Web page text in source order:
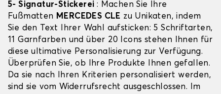
5- Signatur-Stickerei : Machen Sie Ihre
Fußmatten MERCEDES CLE zu Unikaten, indem
Sie den Text Ihrer Wahl aufsticken: 5 Schriftarten,
11 Garnfarben und über 20 Icons stehen Ihnen für
diese ultimative Personalisierung zur Verfügung.
Überprüfen Sie, ob Ihre Produkte Ihnen gefallen.
Da sie nach Ihren Kriterien personalisiert werden,
sind sie vom Widerrufsrecht ausgeschlossen. Im